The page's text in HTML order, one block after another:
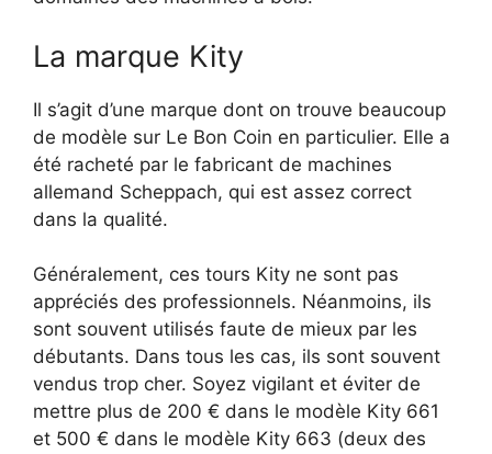
La marque Kity
Il s’agit d’une marque dont on trouve beaucoup
de modèle sur Le Bon Coin en particulier. Elle a
été racheté par le fabricant de machines
allemand Scheppach, qui est assez correct
dans la qualité.
Généralement, ces tours Kity ne sont pas
appréciés des professionnels. Néanmoins, ils
sont souvent utilisés faute de mieux par les
débutants. Dans tous les cas, ils sont souvent
vendus trop cher. Soyez vigilant et éviter de
mettre plus de 200 € dans le modèle Kity 661
et 500 € dans le modèle Kity 663 (deux des